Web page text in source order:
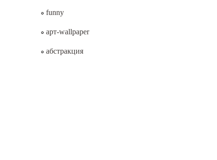
funny
арт-wallpaper
абстракция